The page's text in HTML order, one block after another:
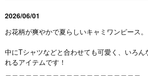
2026/06/01
お花柄が爽やかで夏らしいキャミワンピース。
中にTシャツなどと合わせても可愛く、いろん
れるアイテムです！